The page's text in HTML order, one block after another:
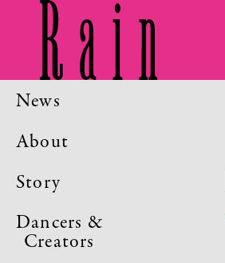
News
About
Story
Dancers &
Creators